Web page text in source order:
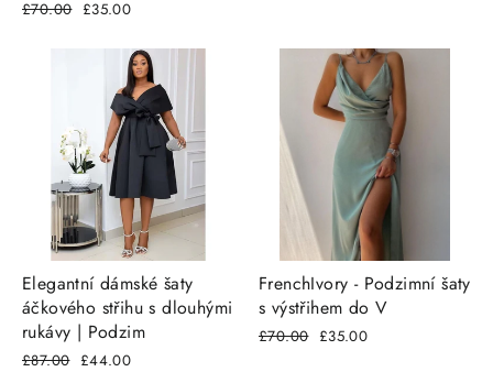
Běžná
£70.00 Snížená
£35.00
Elegantní dámské šaty
áčkového střihu s dlouhými
rukávy | Podzim
Běžná
£87.00 Snížená
£44.00
FrenchIvory - Podzimní šaty
s výstřihem do V
Běžná
£70.00 Snížená
£35.00